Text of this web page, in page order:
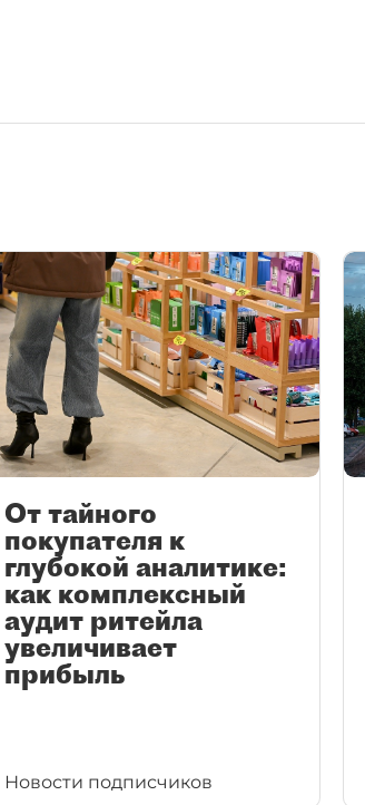
От тайного
покупателя к
глубокой аналитике:
как комплексный
аудит ритейла
увеличивает
прибыль
Новости подписчиков